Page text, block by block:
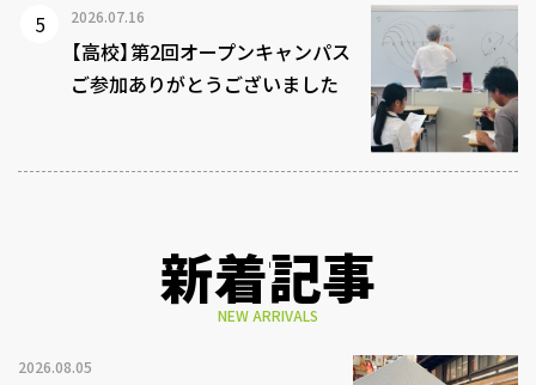
2026.07.16
【高校】第2回オープンキャンパス
ご参加ありがとうございました
新着記事
NEW ARRIVALS
2026.08.05